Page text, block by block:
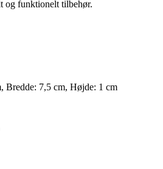
og funktionelt tilbehør.
Bredde: 7,5 cm, Højde: 1 cm